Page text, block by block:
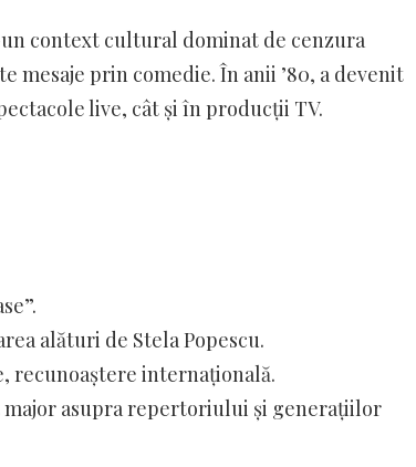
context cultural dominat de cenzura
mesaje prin comedie. În anii ’80, a devenit
live, cât și în producții TV.
alături de Stela Popescu.
recunoaștere internațională.
asupra repertoriului și generațiilor